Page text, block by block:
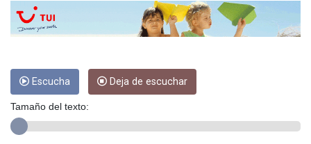
ERN 17.322822
ETB 186.117873
GBP 0.857774
GEL 3.019946
GHS 13.520339
Escucha Deja de escuchar
Tamaño del texto: